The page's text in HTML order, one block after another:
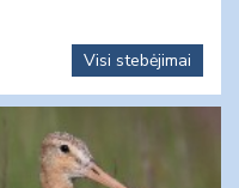
Visi stebėjimai